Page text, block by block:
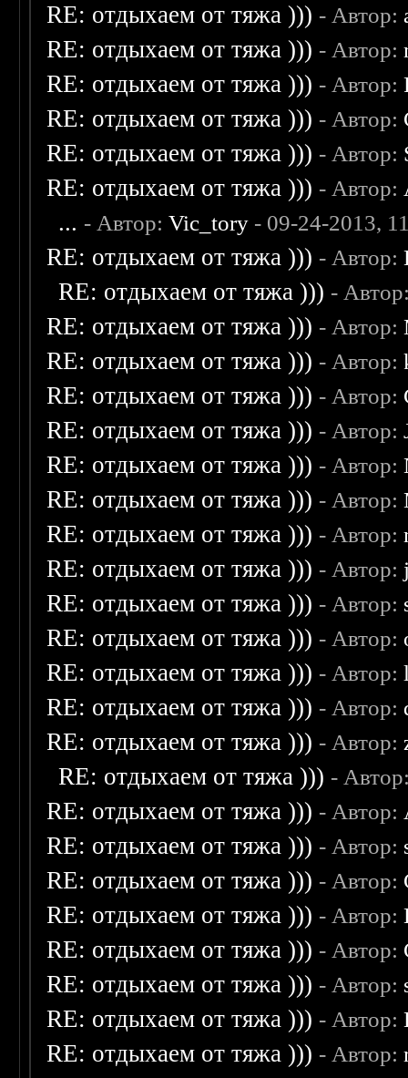
RE: отдыхаем от тяжа ))) - Автор:
RE: отдыхаем от тяжа ))) - Автор:
RE: отдыхаем от тяжа ))) - Автор:
RE: отдыхаем от тяжа ))) - Автор:
RE: отдыхаем от тяжа ))) - Автор:
RE: отдыхаем от тяжа ))) - Автор:
... - Автор:Vic_tory - 09-24-2013,
RE: отдыхаем от тяжа ))) - Автор:
RE: отдыхаем от тяжа ))) -
RE: отдыхаем от тяжа ))) - Автор:
RE: отдыхаем от тяжа ))) - Автор:
RE: отдыхаем от тяжа ))) - Автор:
RE: отдыхаем от тяжа ))) - Автор:
RE: отдыхаем от тяжа ))) - Автор:
RE: отдыхаем от тяжа ))) - Автор:
RE: отдыхаем от тяжа ))) - Автор:
RE: отдыхаем от тяжа ))) - Автор:
RE: отдыхаем от тяжа ))) - Автор:
RE: отдыхаем от тяжа ))) - Автор:
RE: отдыхаем от тяжа ))) - Автор:
RE: отдыхаем от тяжа ))) - Автор:
RE: отдыхаем от тяжа ))) - Автор:
RE: отдыхаем от тяжа ))) -
RE: отдыхаем от тяжа ))) - Автор:
RE: отдыхаем от тяжа ))) - Автор:
RE: отдыхаем от тяжа ))) - Автор:
RE: отдыхаем от тяжа ))) - Автор:
RE: отдыхаем от тяжа ))) - Автор:
RE: отдыхаем от тяжа ))) - Автор:
RE: отдыхаем от тяжа ))) - Автор:
RE: отдыхаем от тяжа ))) - Автор: